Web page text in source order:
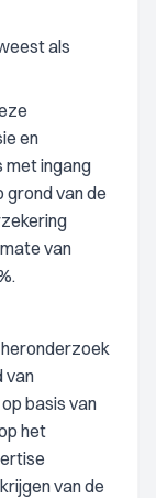
als
en
met ingang
grond van de
van
van
basis van
het
van de